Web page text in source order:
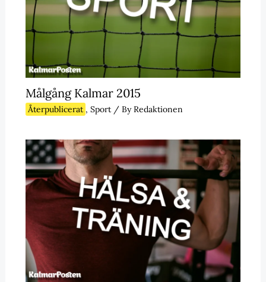
Målgång Kalmar 2015
Återpublicerat , Sport/ ByRedaktionen